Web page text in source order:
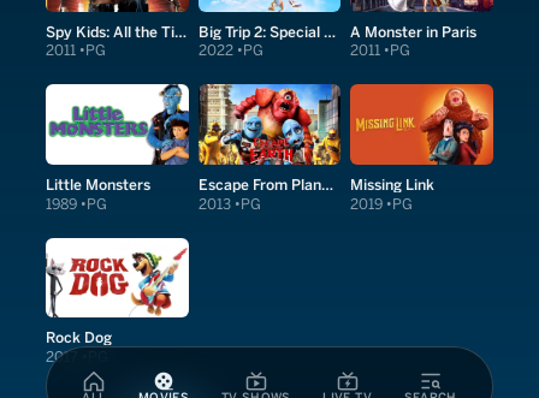
Spy Kids: All the Time in the World in 4D
2011 PG
Big Trip 2: Special Delivery
2022 PG
A Monster in Paris
2011 PG
Little Monsters
1989 PG
Escape From Planet Earth
2013 PG
Missing Link
2019 PG
Rock Dog
2017